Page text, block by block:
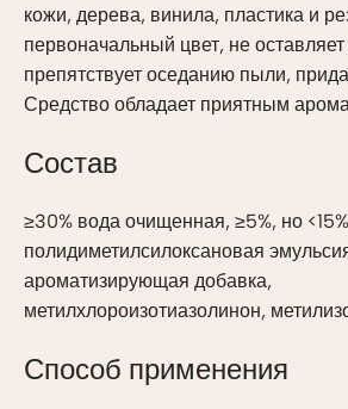
кожи, дерева, винила, пластика и
первоначальный цвет, не
препятствует оседанию пыли,
Средство обладает приятным
Состав
≥30% вода очищенная, ≥5%, но <15%
полидиметилсилоксановая
ароматизирующая добавка,
метилхлороизотиазолинон,
Способ применения